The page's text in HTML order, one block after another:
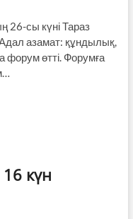
26-сы күні Тараз
азамат: құндылық,
форум өтті. Форумға
күн